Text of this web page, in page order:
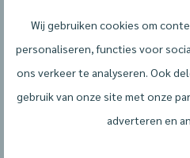
Wij gebruiken cookies om
personaliseren, functies voor
ons verkeer te analyseren. Ook
gebruik van onze site met onze
adverteren en